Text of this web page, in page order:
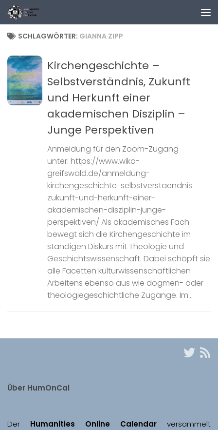
Zum Inhalt springen
SCHLAGWÖRTER: GIANNA ZIPP
Kirchengeschichte –
Selbstverständnis, Zukunft
und Herkunft einer
akademischen Disziplin –
Junge Perspektiven
Anmeldung für den Zoom-Zugang
unter: https://www.wiko-
greifswald.de/anmeldung-
kirchengeschichte-selbstverstaendnis-
zukunft-und-herkunft-einer-
akademischen-disziplin-junge-
perspektiven/ Als akademisches Fach
bewegt sich die Kirchengeschichte im
ständigen Diskurs mit Theologie und
Geschichtswissenschaft. Dabei schöpft sie
alle Facetten kulturwissenschaftlichen
Arbeitens ebenso aus wie dogmen- oder
theologiegeschichtliche Zugänge. Im...
Über HumOnCal
Der Humanities Online Calendar versammelt